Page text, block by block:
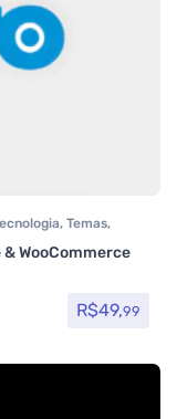
, Temas,
WooCommerce
R$49,99